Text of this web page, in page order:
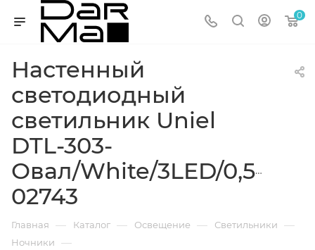
0
Настенный
светодиодный
светильник Uniel
DTL-303-
Овал/White/3LED/0,5W
02743
Главная — Каталог — Освещение — Светильники —
Ночники —